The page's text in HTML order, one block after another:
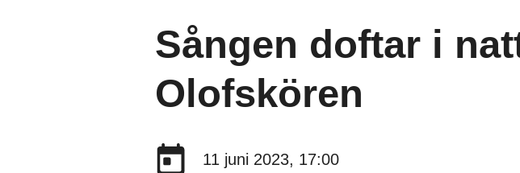
Sången doftar i
Olofskören
Datum:
11 juni 2023, 17:00